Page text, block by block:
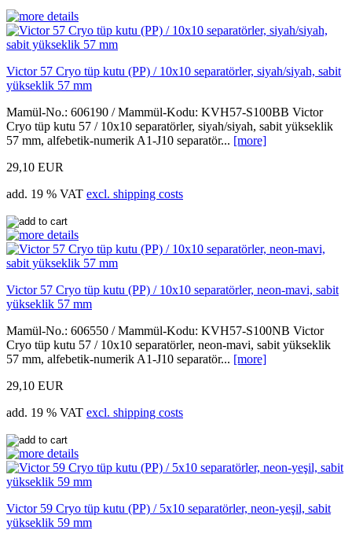
Victor 57 Cryo tüp kutu (PP) / 10x10 separatörler, siyah/siyah, sabit
yükseklik 57 mm
Mamül-No.: 606190 / Mammül-Kodu: KVH57-S100BB Victor
Cryo tüp kutu 57 / 10x10 separatörler, siyah/siyah, sabit yükseklik
57 mm, alfebetik-numerik A1-J10 separatör... [more]
29,10 EUR
add. 19 % VAT excl. shipping costs
Victor 57 Cryo tüp kutu (PP) / 10x10 separatörler, neon-mavi, sabit
yükseklik 57 mm
Mamül-No.: 606550 / Mammül-Kodu: KVH57-S100NB Victor
Cryo tüp kutu 57 / 10x10 separatörler, neon-mavi, sabit yükseklik
57 mm, alfebetik-numerik A1-J10 separatör... [more]
29,10 EUR
add. 19 % VAT excl. shipping costs
Victor 59 Cryo tüp kutu (PP) / 5x10 separatörler, neon-yeşil, sabit
yükseklik 59 mm